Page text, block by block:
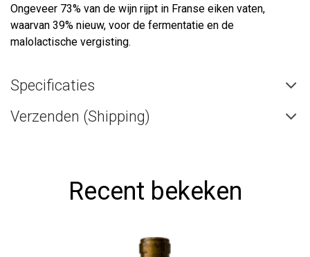
Ongeveer 73% van de wijn rijpt in Franse eiken vaten,
waarvan 39% nieuw, voor de fermentatie en de
malolactische vergisting.
Specificaties
Verzenden (Shipping)
Recent bekeken